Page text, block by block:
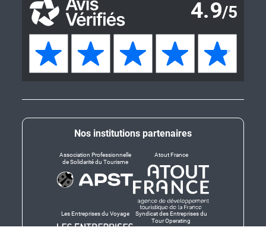
Nos institutions partenaires
Association Professionnelle
de Solidarité du Tourisme
Atout France
Les Entreprises du Voyage
Syndicat des Entreprises du
Tour Operating